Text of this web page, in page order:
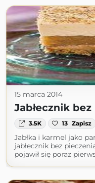
15 marca 2014
Jabłecznik
3.5K 13 Zapisz
Jabłka i karmel jako
jabłecznik bez
pojawił się poraz